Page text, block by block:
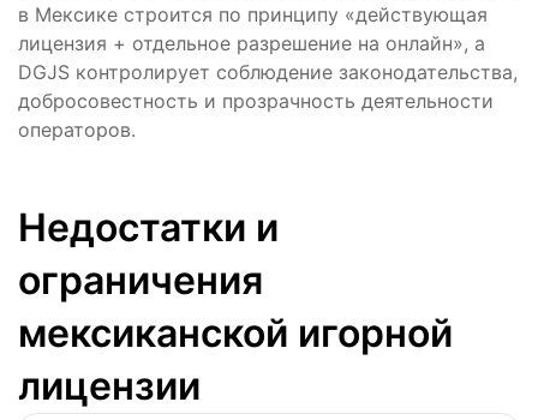
в Мексике строится по принципу «действующая
лицензия + отдельное разрешение на онлайн», а
DGJS контролирует соблюдение законодательства,
добросовестность и прозрачность деятельности
операторов.
Недостатки и
ограничения
мексиканской игорной
лицензии